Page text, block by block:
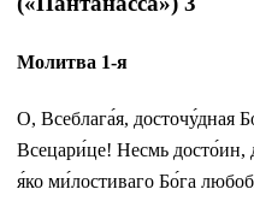
Молитва 1-я
О, Всеблага́я, досточу́дная
Всецари́це! Несмь
я́ко ми́лостиваго Бо́га